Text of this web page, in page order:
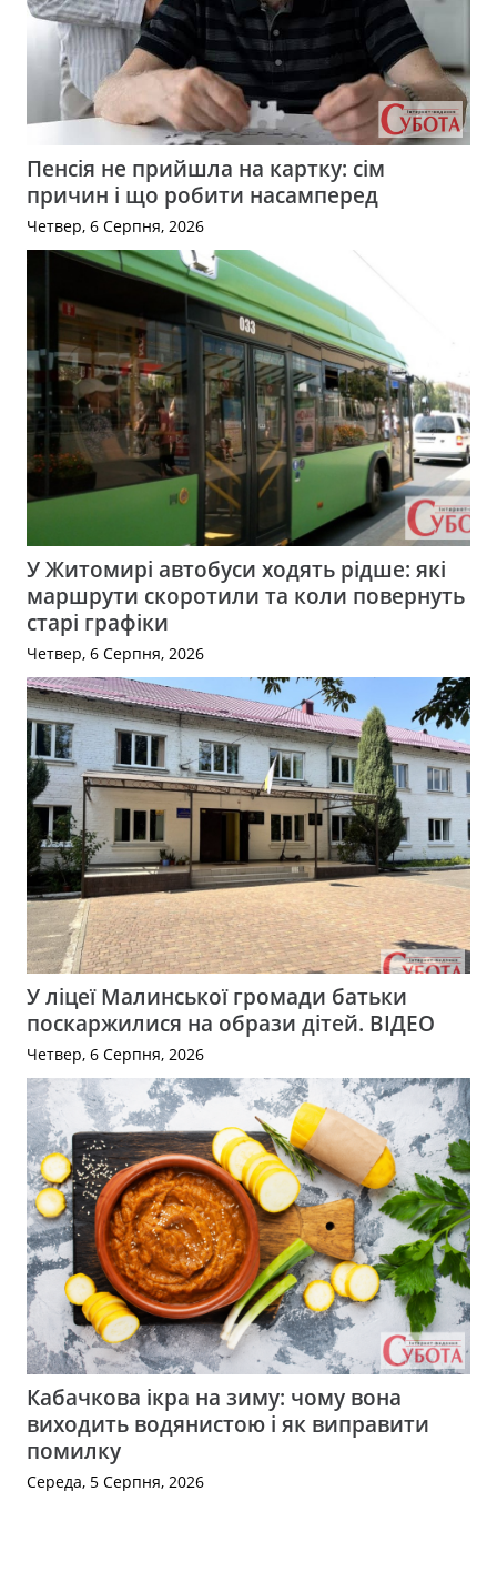
Пенсія не прийшла на картку: сім
причин і що робити насамперед
Четвер, 6 Серпня, 2026
У Житомирі автобуси ходять рідше: які
маршрути скоротили та коли повернуть
старі графіки
Четвер, 6 Серпня, 2026
У ліцеї Малинської громади батьки
поскаржилися на образи дітей. ВІДЕО
Четвер, 6 Серпня, 2026
Кабачкова ікра на зиму: чому вона
виходить водянистою і як виправити
помилку
Середа, 5 Серпня, 2026